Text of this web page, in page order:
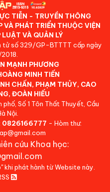
TIỄN - TRUYỀN THÔNG
VÀ PHÁT TRIỂN THUỘC VIỆN
VÀ QUẢN LÝ
tử số 329/GP-BTTTT cấp ngày
MẠNH PHƯƠNG
MINH TIẾN
CHẤN, PHẠM THỦY, CAO
ĐOÀN HIẾU
Số 1 Tôn Thất Thuyết, Cầu
Nội.
0826166777 - Hòm thư:
cứu Khoa học:
khi phát hành từ Website này.